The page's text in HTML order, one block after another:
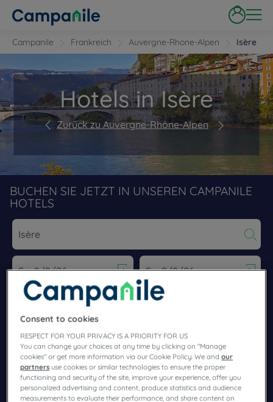
Campanile Frankreich Auvergne-Rhone-Alpen Isère
Hotels in Isère
Zurück zu Auvergne-Rhône-Alpen
BUCHEN SIE JETZT IN UNSEREN CAMPANILE
HOTELS
Navigate forward to interact with the calendar and select a
Navigate backward to interact
Finden Sie ein Hotel
Spezialcode hinzufügen
Consent to cookies
RESPECT FOR YOUR PRIVACY IS A PRIORITY FOR US
You can change your choices at any time by clicking on "Manage
cookies" or get more information via our Cookie Policy. We andour
partners use cookies or similar technologies to ensure the proper
functioning and security of the site, improve your experience, offer you
personalized advertising and content, produce statistics and audience
measurements to evaluate their performance, and share content on